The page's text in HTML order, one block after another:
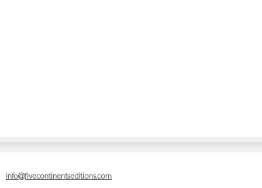
info@fivecontinentseditions.com